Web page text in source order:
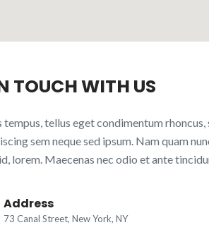
TOUCH WITH US
tempus, tellus eget condimentum
sem neque sed ipsum. Nam quam
lorem. Maecenas nec odio et ante
Address
73 Canal Street, New York, NY